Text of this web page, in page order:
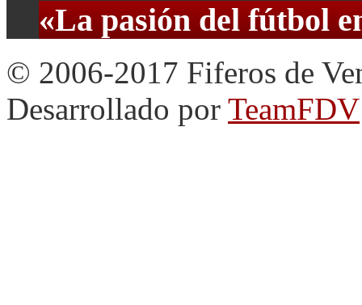
«La pasión del fútbol
© 2006-2017 Fiferos de
Desarrollado por TeamFDV